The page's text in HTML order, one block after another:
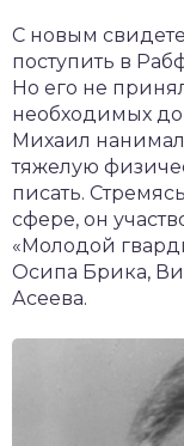
С новым
поступить в
Но его не
необходимых
Михаил
тяжелую
писать.
сфере, он
«Молодой
Осипа Брика,
Асеева.